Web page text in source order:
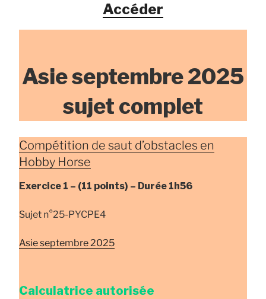
Accéder
Asie septembre 2025
sujet complet
Compétition de saut d’obstacles en
Hobby Horse
Exercice 1 – (11 points) – Durée 1h56
Sujet n°25-PYCРE4
Asie septembre 2025
Calculatrice autorisée